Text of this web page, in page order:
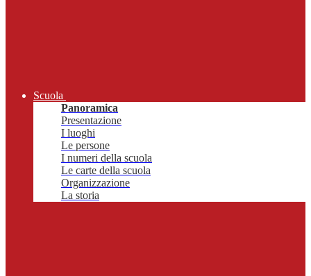
Scuola
Panoramica
Presentazione
I luoghi
Le persone
I numeri della scuola
Le carte della scuola
Organizzazione
La storia